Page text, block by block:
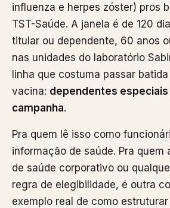
influenza e herpes zóster) pros
TST-Saúde. A janela é de 120
titular ou dependente, 60 anos
nas unidades do laboratório
linha que costuma passar
vacina: dependentes
campanha.
Pra quem lê isso como
informação de saúde. Pra quem
de saúde corporativo ou
regra de elegibilidade, é outra
exemplo real de como